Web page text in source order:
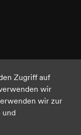
Zugriff auf
wir
wir zur
und